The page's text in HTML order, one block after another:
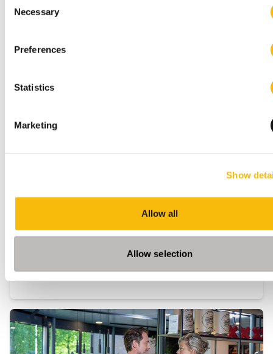
Selection
Necessary
Preferences
Statistics
Marketing
Show
Allow all
Allow selection
Executive Pensions Program |
Taal:
Breukelen
Den Haag
Het geaccrediteerde Executive Pensions Program
combineert ervaringsgericht leren met
wetenschappelijke verdieping en
toekomstgericht richting te geven aan complexe
pensioenkwesties en trends.